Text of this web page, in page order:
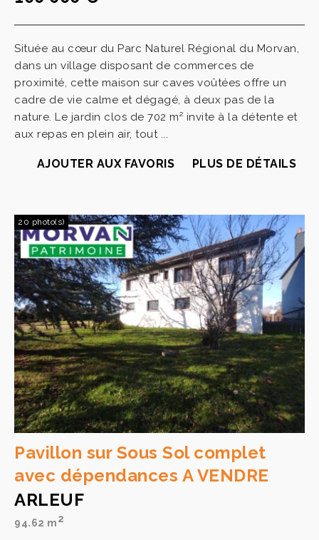
Située au cœur du Parc Naturel Régional du Morvan,
dans un village disposant de commerces de
proximité, cette maison sur caves voûtées offre un
cadre de vie calme et dégagé, à deux pas de la
nature. Le jardin clos de 702 m² invite à la détente et
aux repas en plein air, tout ...
AJOUTER AUX FAVORIS PLUS DE DÉTAILS
20 photo(s)
Pavillon sur Sous Sol complet
avec dépendances A VENDRE
ARLEUF
94.62 m2